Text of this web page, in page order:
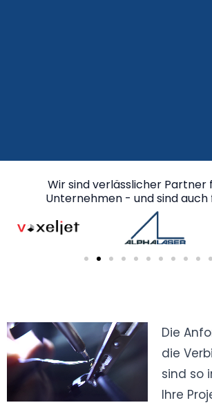
Wir sind verlässlicher Partner
Unternehmen - und sind auch
Die
die
sind so
Ihre